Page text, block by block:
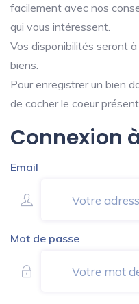
facilement avec nos
qui vous intéressent.
Vos disponibilités seront
biens.
Pour enregistrer un bien
de cocher le coeur
Connexion
Email
Mot de passe